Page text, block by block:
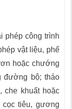
phép công trình
vật liệu, phế
hoặc chướng
đường bộ; tháo
che khuất hoặc
cọc tiêu, gương